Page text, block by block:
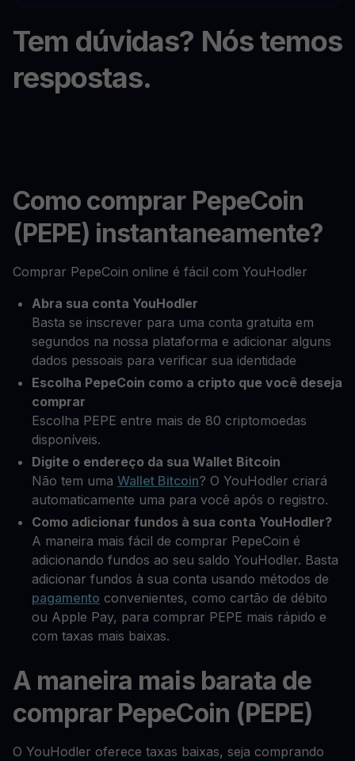
Tem dúvidas? Nós temos
respostas.
Como comprar PepeCoin
(PEPE) instantaneamente?
Comprar PepeCoin online é fácil com YouHodler
Abra sua conta YouHodler
Basta se inscrever para uma conta gratuita em
segundos na nossa plataforma e adicionar alguns
dados pessoais para verificar sua identidade
Escolha PepeCoin como a cripto que você deseja
comprar
Escolha PEPE entre mais de 80 criptomoedas
disponíveis.
Digite o endereço da sua Wallet Bitcoin
Não tem uma Wallet Bitcoin? O YouHodler criará
automaticamente uma para você após o registro.
Como adicionar fundos à sua conta YouHodler?
A maneira mais fácil de comprar PepeCoin é
adicionando fundos ao seu saldo YouHodler. Basta
adicionar fundos à sua conta usando métodos de
pagamento convenientes, como cartão de débito
ou Apple Pay, para comprar PEPE mais rápido e
com taxas mais baixas.
A maneira mais barata de
comprar PepeCoin (PEPE)
O YouHodler oferece taxas baixas, seja comprando